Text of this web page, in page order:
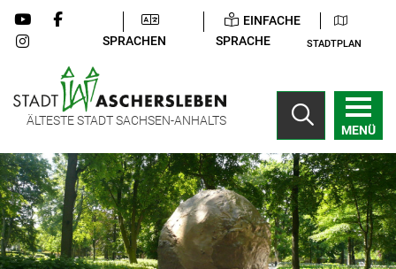
SPRACHEN
EINFACHE
SPRACHE
STADTPLAN
ÄLTESTE STADT SACHSEN-ANHALTS
MENÜ